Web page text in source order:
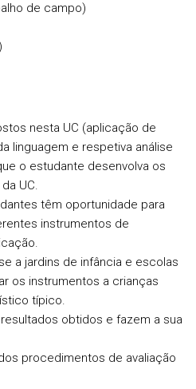
de campo)
nesta UC (aplicação de
linguagem e respetiva análise
o estudante desenvolva os
UC.
têm oportunidade para
instrumentos de
a jardins de infância e escolas
os instrumentos a crianças
típico.
obtidos e fazem a sua
procedimentos de avaliação